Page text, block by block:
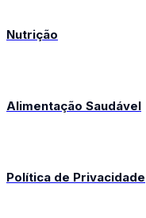
Nutrição
Alimentação Saudável
Política de Privacidade